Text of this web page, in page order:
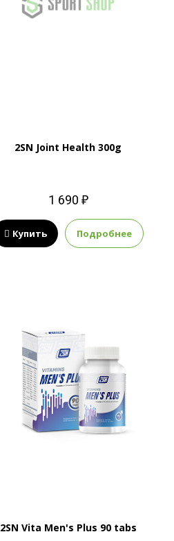
2SN Joint Health 300g
1 690 ₽
Купить Подробнее
2SN Vita Men's Plus 90 tabs